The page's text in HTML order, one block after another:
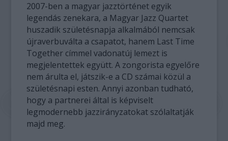
2007-ben a magyar jazztörténet egyik
legendás zenekara, a Magyar Jazz Quartet
huszadik születésnapja alkalmából nemcsak
újraverbuválta a csapatot, hanem Last Time
Together címmel vadonatúj lemezt is
megjelentettek együtt. A zongorista egyelőre
nem árulta el, játszik-e a CD számai közül a
születésnapi esten. Annyi azonban tudható,
hogy a partnerei által is képviselt
legmodernebb jazzirányzatokat szólaltatják
majd meg.